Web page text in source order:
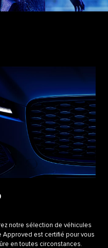
notre sélection de véhicules
Approved est certifié pour vous
en toutes circonstances.